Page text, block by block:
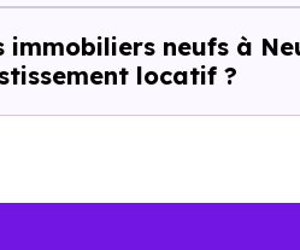
prix au
d’un bien ancien. Pourtant,
immobiliers neufs à
locatif ?